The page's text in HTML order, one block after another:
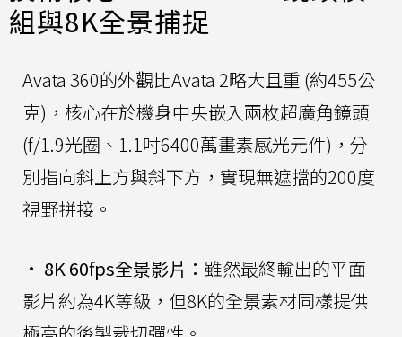
組與8K全景捕捉
Avata 360的外觀比Avata 2略大且重 (約455公
克)，核心在於機身中央嵌入兩枚超廣角鏡頭
(f/1.9光圈、1.1吋6400萬畫素感光元件)，分
別指向斜上方與斜下方，實現無遮擋的200度
視野拼接。
• 8K 60fps全景影片： 雖然最終輸出的平面
影片約為4K等級，但8K的全景素材同樣提供